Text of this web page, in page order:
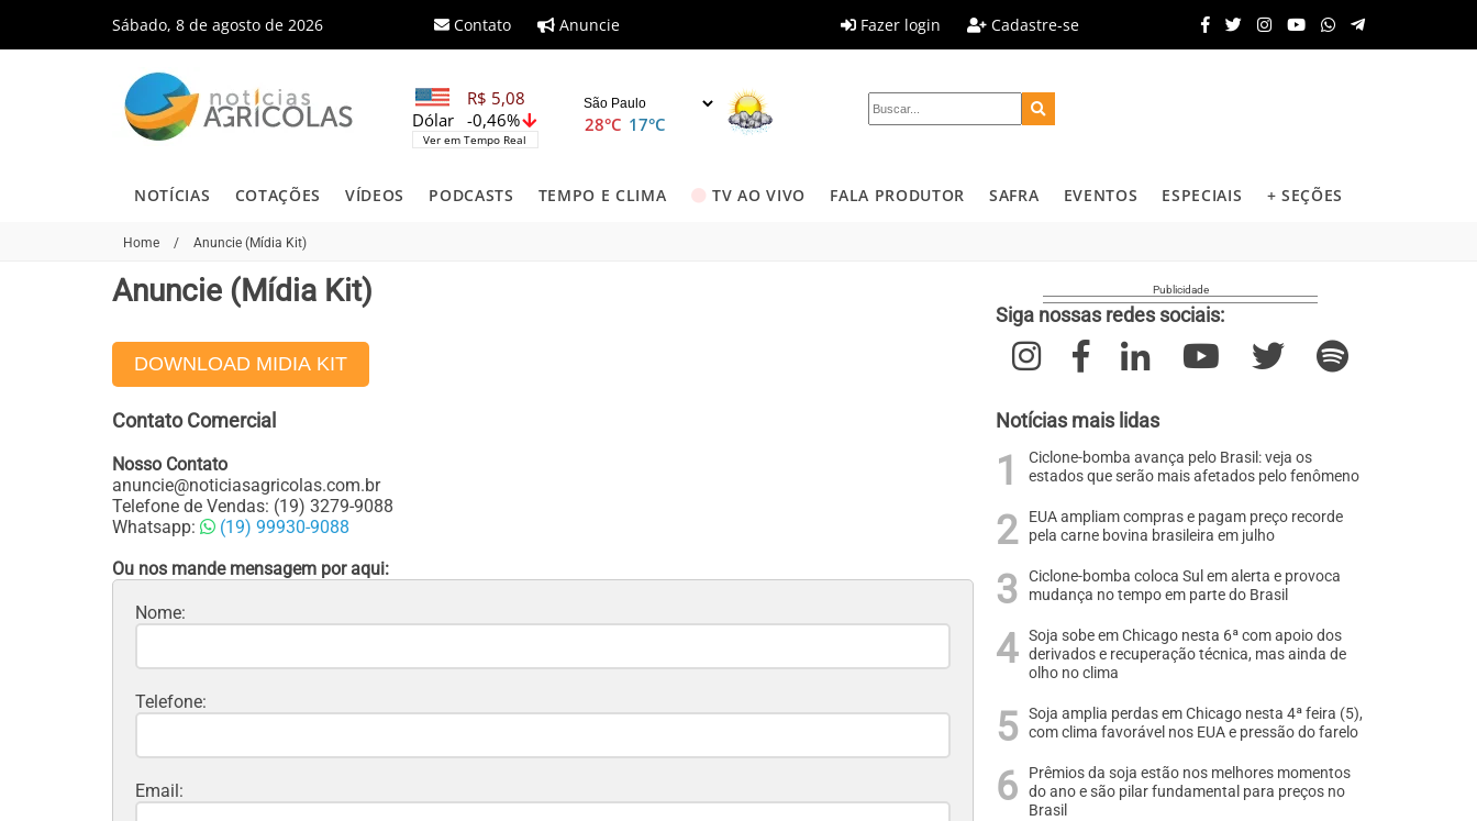
Sábado, 8 de agosto de 2026 Contato Anuncie Fazer login Cadastre-se
R$ 5,08
-0,46%
Dólar
Ver em Tempo Real
28°C 17°C
NOTÍCIAS COTAÇÕES VÍDEOS PODCASTS TEMPO E CLIMA TV AO VIVO FALA PRODUTOR SAFRA EVENTOS ESPECIAIS + SEÇÕES
Home / Anuncie (Mídia Kit)
Anuncie (Mídia Kit)
DOWNLOAD MIDIA KIT
Contato Comercial
Nosso Contato
anuncie@noticiasagricolas.com.br
Telefone de Vendas: (19) 3279-9088
Whatsapp:
(19) 99930-9088
Ou nos mande mensagem por aqui:
Nome:
Telefone:
Email:
Siga nossas redes sociais:
Notícias mais lidas
Ciclone-bomba avança pelo Brasil: veja os
estados que serão mais afetados pelo fenômeno
EUA ampliam compras e pagam preço recorde
pela carne bovina brasileira em julho
Ciclone-bomba coloca Sul em alerta e provoca
mudança no tempo em parte do Brasil
Soja sobe em Chicago nesta 6ª com apoio dos
derivados e recuperação técnica, mas ainda de
olho no clima
Soja amplia perdas em Chicago nesta 4ª feira (5),
com clima favorável nos EUA e pressão do farelo
Prêmios da soja estão nos melhores momentos
do ano e são pilar fundamental para preços no
Brasil